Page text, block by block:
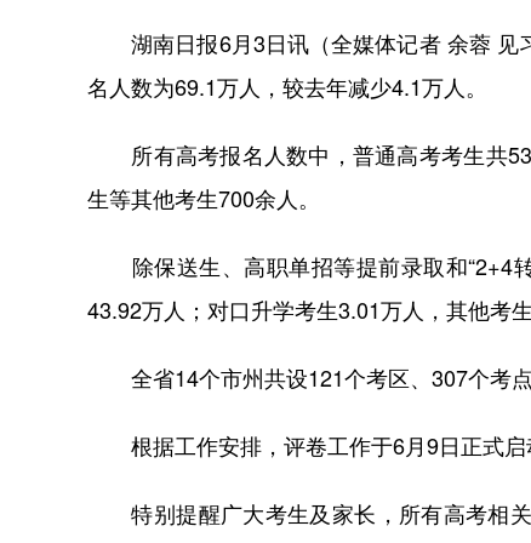
湖南日报6月3日讯（全媒体记者 余蓉 见
名人数为69.1万人，较去年减少4.1万人。
所有高考报名人数中，普通高考考生共
生等其他考生700余人。
除保送生、高职单招等提前录取和“2+4
43.92万人；对口升学考生3.01万人，其他考生
全省14个市州共设121个考区、307个考点
根据工作安排，评卷工作于6月9日正式启
特别提醒广大考生及家长，所有高考相关